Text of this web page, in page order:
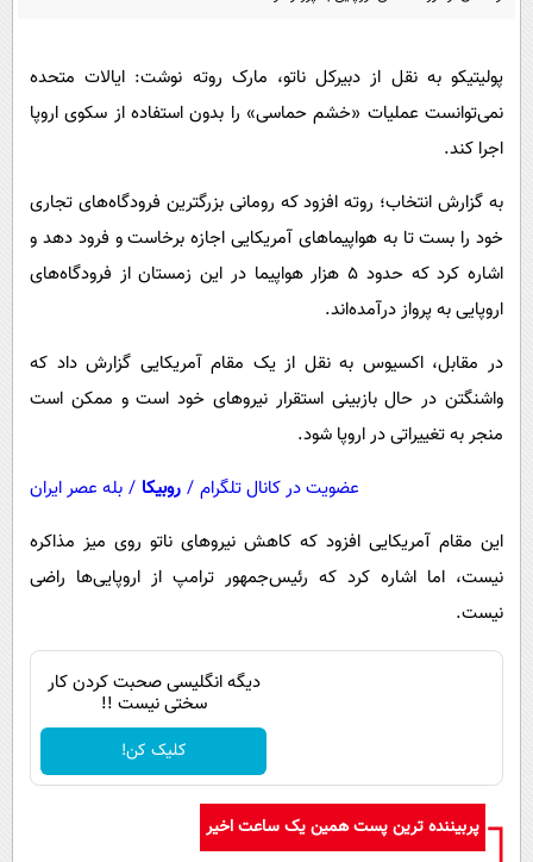
سلامت
فرهنگی
اجتماعی
حیات وحش
پیامک
پولیتیکو به نقل از دبیرکل ناتو، مارک روته نوشت: ایالات متحده
نمی‌توانست عملیات «خشم حماسی» را بدون استفاده از سکوی اروپا
اجرا کند.
به گزارش انتخاب؛ روته افزود که رومانی بزرگترین فرودگاه‌های تجاری
خود را بست تا به هواپیماهای آمریکایی اجازه برخاست و فرود دهد و
اشاره کرد که حدود ۵ هزار هواپیما در این زمستان از فرودگاه‌های
اروپایی به پرواز درآمده‌اند.
در مقابل، اکسیوس به نقل از یک مقام آمریکایی گزارش داد که
واشنگتن در حال بازبینی استقرار نیروهای خود است و ممکن است
منجر به تغییراتی در اروپا شود.
عضویت در کانال تلگرام / روبیکا / بله عصر ایران
این مقام آمریکایی افزود که کاهش نیروهای ناتو روی میز مذاکره
نیست، اما اشاره کرد که رئیس‌جمهور ترامپ از اروپایی‌ها راضی
نیست.
دیگه انگلیسی صحبت کردن کار
سختی نیست !!
کلیک کن!
پربیننده ترین پست همین یک ساعت اخیر